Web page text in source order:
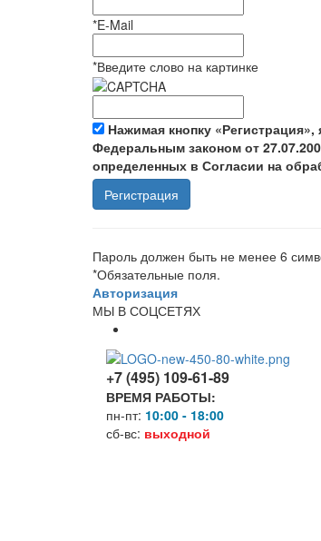
*E-Mail
*Введите слово на картинке
Нажимая кнопку
Федеральным законом от
определенных в Согласии на
Пароль должен быть не менее 6
*Обязательные поля.
Авторизация
МЫ В СОЦСЕТЯХ
+7 (495) 109-61-89
ВРЕМЯ РАБОТЫ:
пн-пт: 10:00 - 18:00
сб-вс: выходной